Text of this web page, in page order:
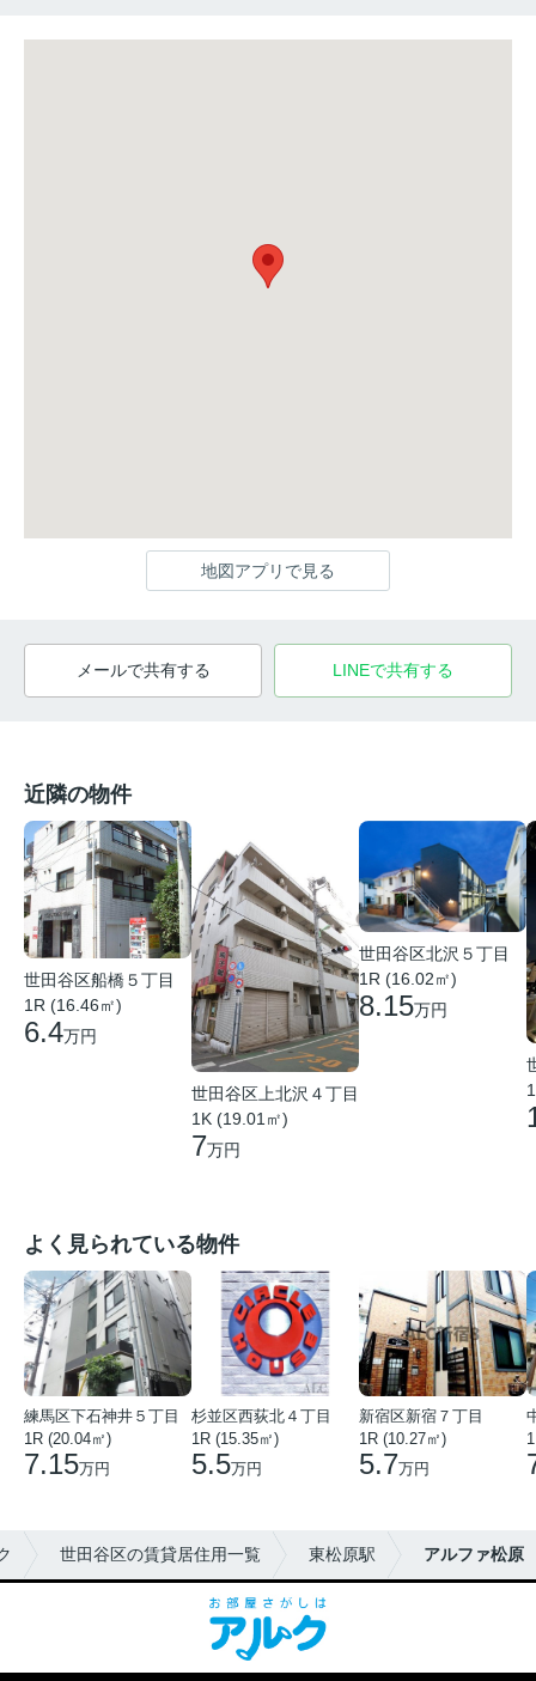
地図アプリで見る
メールで共有する LINEで共有する
近隣の物件
世田谷区船橋５丁目
1R (16.46㎡)
6.4万円
世田谷区上北沢４丁目
1K (19.01㎡)
7万円
世田谷区北沢５丁目
1R (16.02㎡)
8.15万円
よく見られている物件
練馬区下石神井５丁目
1R (20.04㎡)
7.15万円
杉並区西荻北４丁目
1R (15.35㎡)
5.5万円
新宿区新宿７丁目
1R (10.27㎡)
5.7万円
世田谷区の賃貸居住用一覧 東松原駅 アルファ松原